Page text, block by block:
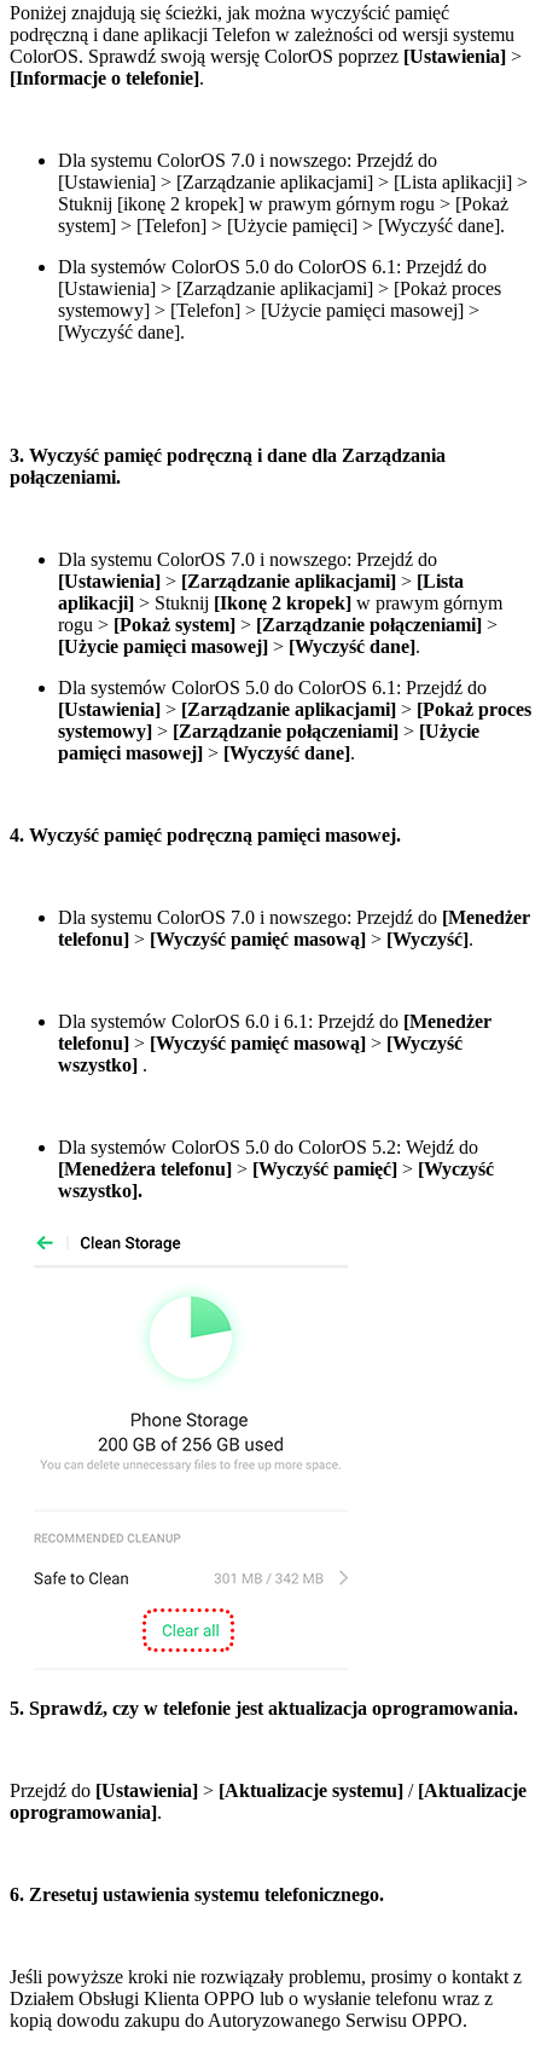
Poniżej znajdują się ścieżki, jak można wyczyścić pamięć
podręczną i dane aplikacji Telefon w zależności od wersji systemu
ColorOS. Sprawdź swoją wersję ColorOS poprzez [Ustawienia] >
[Informacje o telefonie].
Dla systemu ColorOS 7.0 i nowszego: Przejdź do
[Ustawienia] > [Zarządzanie aplikacjami] > [Lista aplikacji] >
Stuknij [ikonę 2 kropek] w prawym górnym rogu > [Pokaż
system] > [Telefon] > [Użycie pamięci] > [Wyczyść dane].
Dla systemów ColorOS 5.0 do ColorOS 6.1: Przejdź do
[Ustawienia] > [Zarządzanie aplikacjami] > [Pokaż proces
systemowy] > [Telefon] > [Użycie pamięci masowej] >
[Wyczyść dane].
3. Wyczyść pamięć podręczną i dane dla Zarządzania
połączeniami.
Dla systemu ColorOS 7.0 i nowszego: Przejdź do
[Ustawienia] > [Zarządzanie aplikacjami] > [Lista
aplikacji] > Stuknij [Ikonę 2 kropek] w prawym górnym
rogu > [Pokaż system] > [Zarządzanie połączeniami] >
[Użycie pamięci masowej] > [Wyczyść dane].
Dla systemów ColorOS 5.0 do ColorOS 6.1: Przejdź do
[Ustawienia] > [Zarządzanie aplikacjami] > [Pokaż proces
systemowy] > [Zarządzanie połączeniami] > [Użycie
pamięci masowej] > [Wyczyść dane].
4. Wyczyść pamięć podręczną pamięci masowej.
Dla systemu ColorOS 7.0 i nowszego: Przejdź do [Menedżer
telefonu] > [Wyczyść pamięć masową] > [Wyczyść].
Dla systemów ColorOS 6.0 i 6.1: Przejdź do [Menedżer
telefonu] > [Wyczyść pamięć masową] > [Wyczyść
wszystko] .
Dla systemów ColorOS 5.0 do ColorOS 5.2: Wejdź do
[Menedżera telefonu] > [Wyczyść pamięć] > [Wyczyść
wszystko].
5. Sprawdź, czy w telefonie jest aktualizacja oprogramowania.
Przejdź do [Ustawienia] > [Aktualizacje systemu] / [Aktualizacje
oprogramowania].
6. Zresetuj ustawienia systemu telefonicznego.
Jeśli powyższe kroki nie rozwiązały problemu, prosimy o kontakt z
Działem Obsługi Klienta OPPO lub o wysłanie telefonu wraz z
kopią dowodu zakupu do Autoryzowanego Serwisu OPPO.